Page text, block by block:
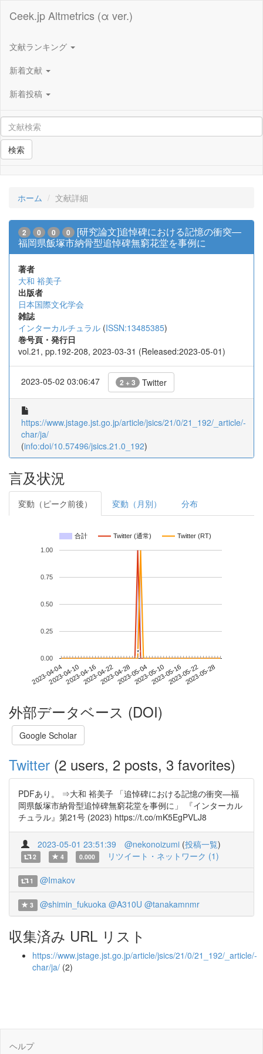
Ceek.jp Altmetrics (α ver.)
文献ランキング
新着文献
新着投稿
検索
ホーム 文献詳細
2 0 0 0
[研究論文]追悼碑における記憶の衝突―
福岡県飯塚市納骨型追悼碑無窮花堂を事例に
著者
大和 裕美子
出版者
日本国際文化学会
雑誌
インターカルチュラル (ISSN:13485385)
巻号頁・発行日
vol.21, pp.192-208, 2023-03-31 (Released:2023-05-01)
2023-05-02 03:06:47 2 + 3 Twitter
https://www.jstage.jst.go.jp/article/jsics/21/0/21_192/_article/-
char/ja/
(info:doi/10.57496/jsics.21.0_192)
言及状況
変動（ピーク前後） 変動（月別） 分布
合計 Twitter (通常) Twitter (RT)
2023-04-042023-04-102023-04-162023-04-222023-04-282023-05-042023-05-102023-05-162023-05-222023-05-28
0.00
0.25
0.50
0.75
1.00
**
外部データベース (DOI)
Google Scholar
Twitter (2 users, 2 posts, 3 favorites)
PDFあり。 ⇒大和 裕美子 「追悼碑における記憶の衝突―福
岡県飯塚市納骨型追悼碑無窮花堂を事例に」 『インターカル
チュラル』第21号 (2023) https://t.co/mK5EgPVLJ8
2023-05-01 23:51:39 @nekonoizumi (投稿一覧)
2 4 0.000 リツイート・ネットワーク (1)
1 @Imakov
3 @shimin_fukuoka @A310U @tanakamnmr
収集済み URL リスト
https://www.jstage.jst.go.jp/article/jsics/21/0/21_192/_article/-
char/ja/ (2)
ヘルプ